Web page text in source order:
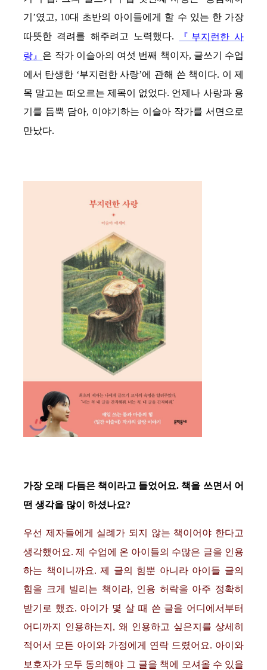
기’였고, 10대 초반의 아이들에게 할 수 있는 한 가장
따뜻한 격려를 해주려고 노력했다.
『부지런한 사
랑』 은 작가 이슬아의 여섯 번째 책이자, 글쓰기 수업
에서 탄생한 ‘부지런한 사랑’에 관해 쓴 책이다. 이 제
목 말고는 떠오르는 제목이 없었다. 언제나 사랑과 용
기를 듬뿍 담아, 이야기하는 이슬아 작가를 서면으로
만났다.
가장 오래 다듬은 책이라고 들었어요. 책을 쓰면서 어
떤 생각을 많이 하셨나요?
우선 제자들에게 실례가 되지 않는 책이어야 한다고
생각했어요. 제 수업에 온 아이들의 수많은 글을 인용
하는 책이니까요. 제 글의 힘뿐 아니라 아이들 글의
힘을 크게 빌리는 책이라, 인용 허락을 아주 정확히
받기로 했죠. 아이가 몇 살 때 쓴 글을 어디에서부터
어디까지 인용하는지, 왜 인용하고 싶은지를 상세히
적어서 모든 아이와 가정에게 연락 드렸어요. 아이와
보호자가 모두 동의해야 그 글을 책에 모셔올 수 있을